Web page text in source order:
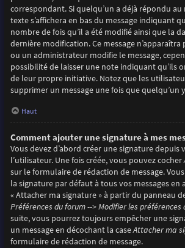
correspondant. Si quelqu’un a déjà répondu au
texte s’affichera en bas du message indiquant
nombre de fois qu’il a été modifié ainsi que la
dernière modification. Ce message
ou un administrateur modifie le message,
possibilité de laisser une note indiquant qu’ils
de leur propre initiative. Notez que les
supprimer un message une fois que quelqu’un
Haut
Comment ajouter une signature à mes
Vous devez d’abord créer une signature depuis
l’utilisateur. Une fois créée, vous pouvez cocher
sur le formulaire de rédaction de message.
la signature par défaut à tous vos messages en
« Attacher ma signature » à partir du panneau
Préférences du forum --> Modifier les préférences
suite, vous pourrez toujours empêcher une
un message en décochant la caseAttacher ma
formulaire de rédaction de message.